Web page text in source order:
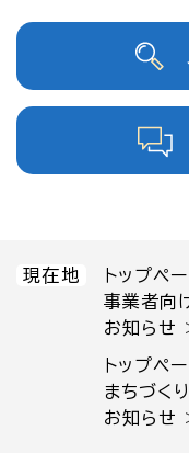
現在地 トップペ
事業者向
お知らせ
トップペ
まちづくり
お知らせ